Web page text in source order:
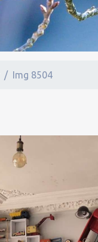
Img 8504